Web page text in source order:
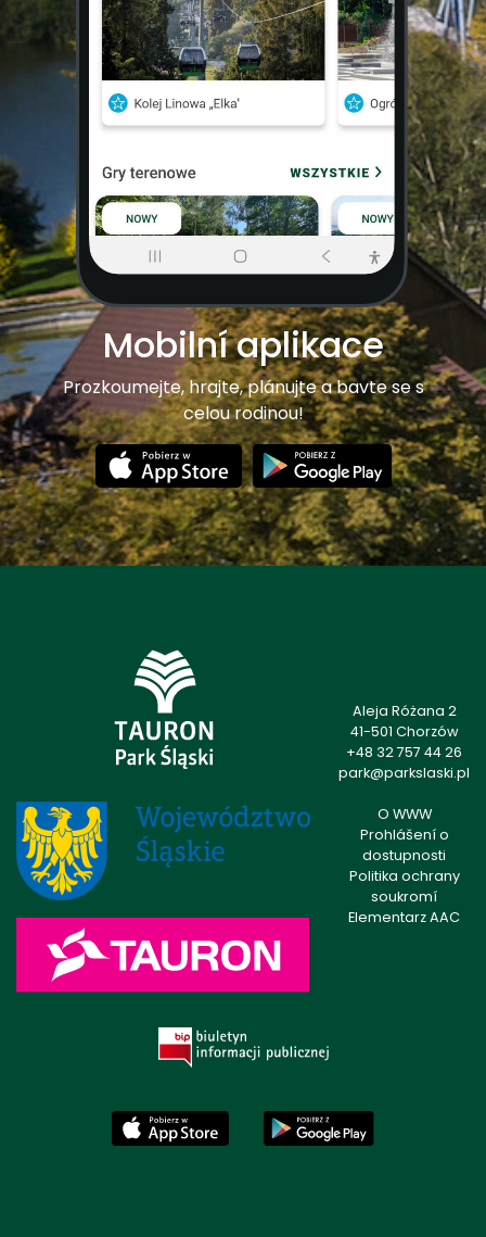
Mobilní aplikace
Prozkoumejte, hrajte, plánujte a bavte se s
celou rodinou!
Aleja Różana 2
41-501 Chorzów
+48 32 757 44 26
park@parkslaski.pl
O WWW
Prohlášení o
dostupnosti
Politika ochrany
soukromí
Elementarz AAC